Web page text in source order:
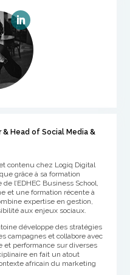
& Head of Social Media &
contenu chez Logiq Digital
grâce à sa formation
l’EDHEC Business School,
et une formation récente à
expertise en gestion,
aux enjeux sociaux.
développe des stratégies
campagnes et collabore avec
et performance sur diverses
en fait un atout
africain du marketing